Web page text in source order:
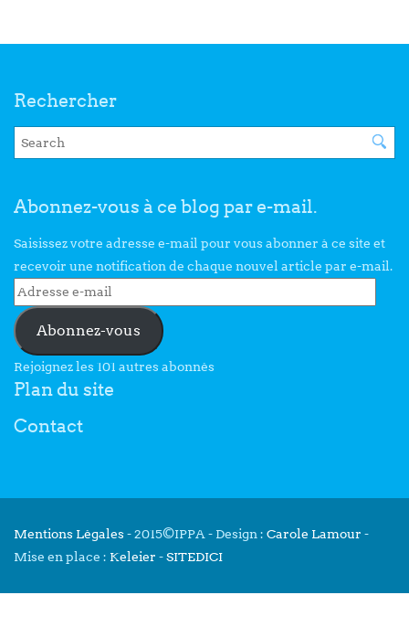
Rechercher
Abonnez-vous à ce blog par e-mail.
Saisissez votre adresse e-mail pour vous abonner à ce site et
recevoir une notification de chaque nouvel article par e-mail.
Abonnez-vous
Rejoignez les 101 autres abonnés
Plan du site
Contact
Mentions Légales- 2015©IPPA - Design : Carole Lamour -
Mise en place : Keleier -SITEDICI